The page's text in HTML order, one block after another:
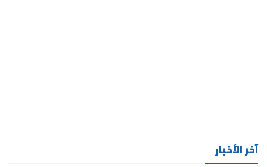
آخر الأخبار